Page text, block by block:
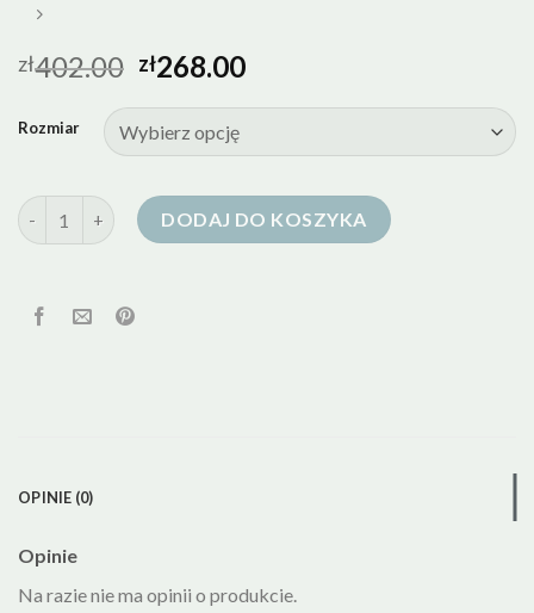
zł402.00 zł268.00
Rozmiar
ilość 8a kurtka puchowaDODAJ DO KOSZYKA
OPINIE (0)
Opinie
Na razie nie ma opinii o produkcie.